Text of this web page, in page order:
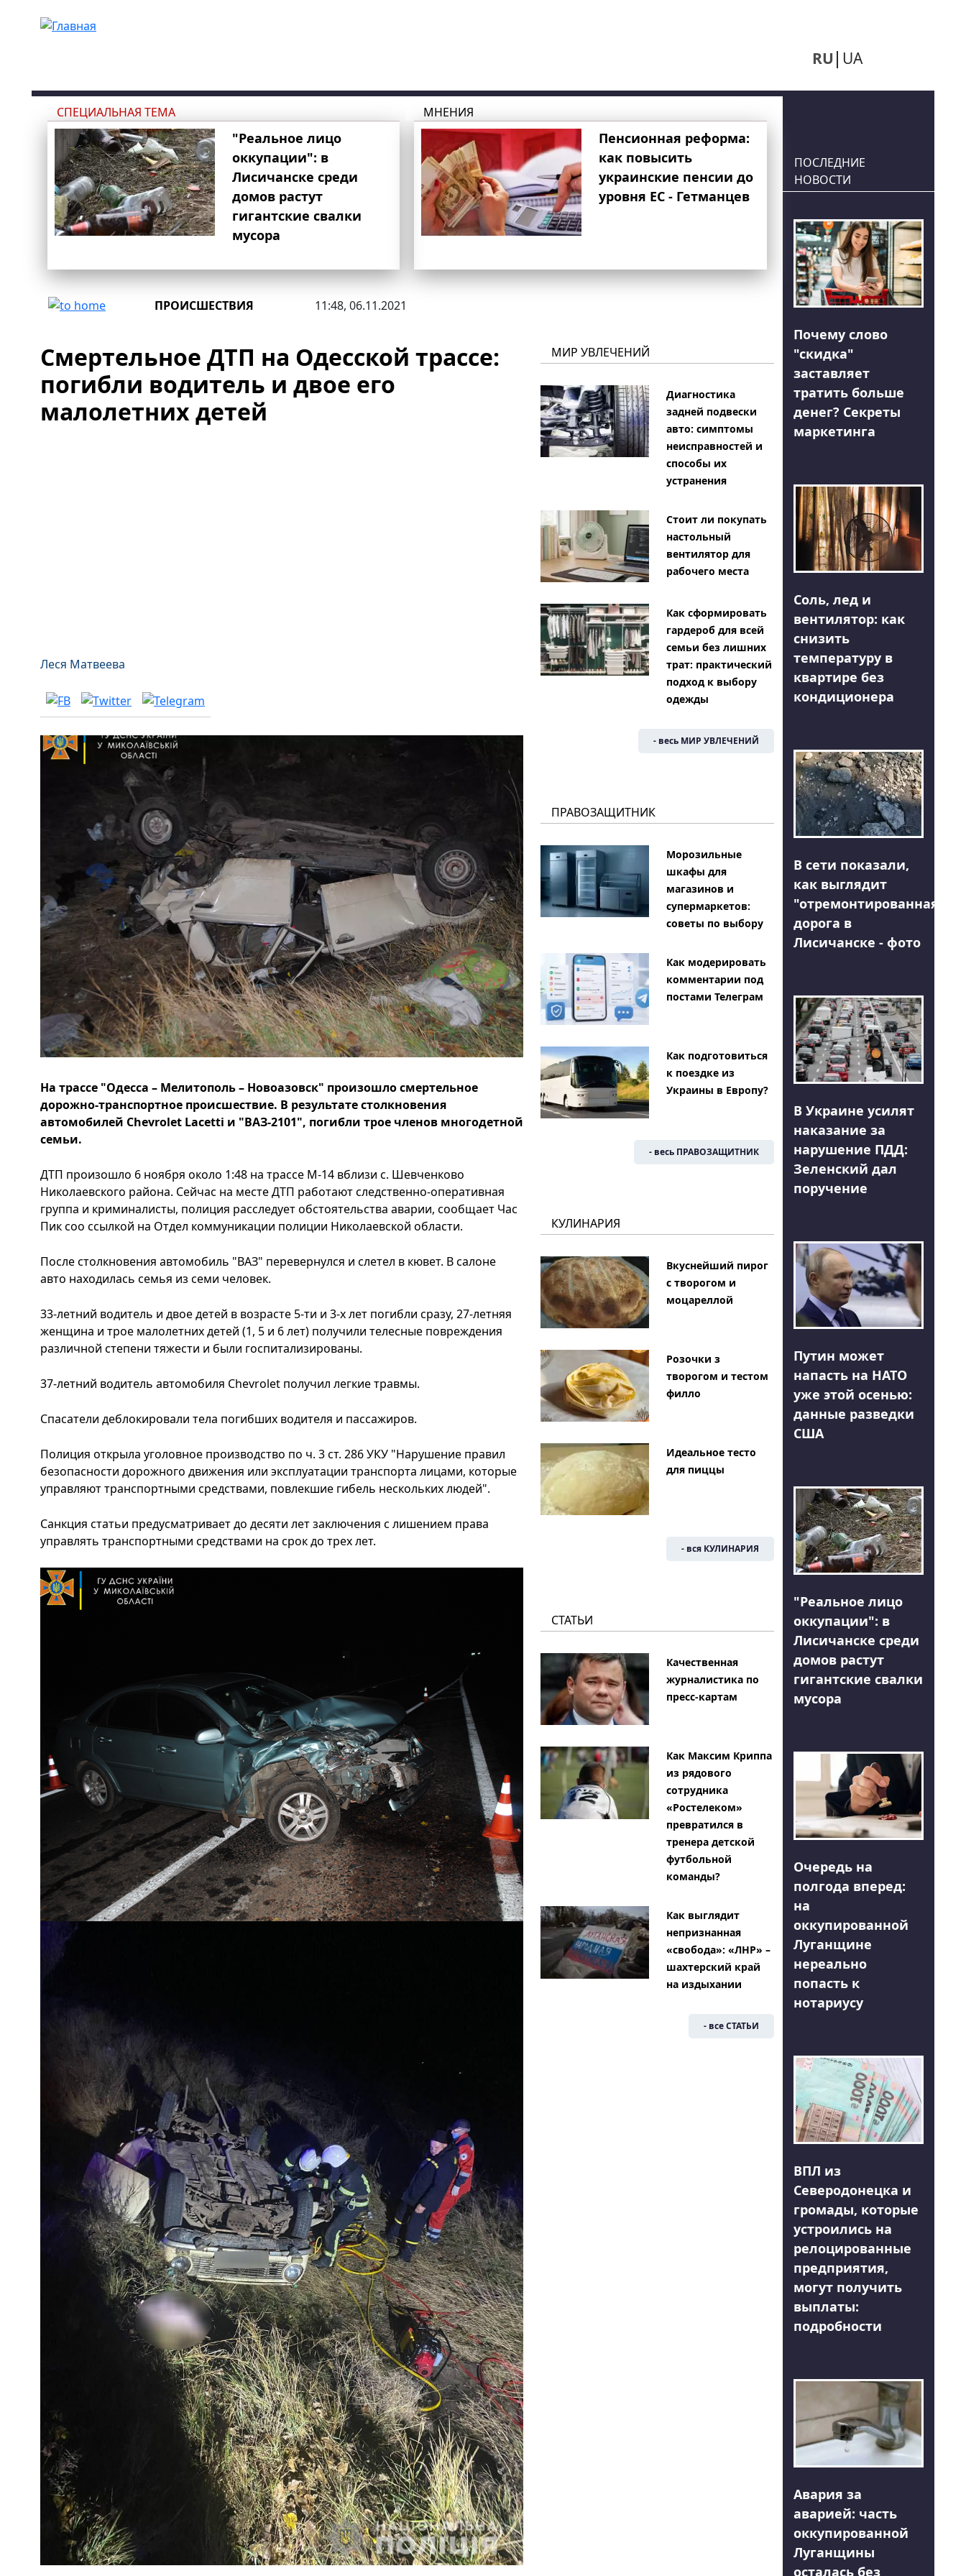
RU UA
СПЕЦИАЛЬНАЯ ТЕМА
"Реальное лицо
оккупации": в
Лисичанске среди
домов растут
гигантские свалки
мусора
МНЕНИЯ
Пенсионная реформа:
как повысить
украинские пенсии до
уровня ЕС - Гетманцев
ПРОИСШЕСТВИЯ 11:48, 06.11.2021
Смертельное ДТП на Одесской трассе:
погибли водитель и двое его
малолетних детей
Леся Матвеева
На трассе "Одесса – Мелитополь – Новоазовск" произошло смертельное
дорожно-транспортное происшествие. В результате столкновения
автомобилей Chevrolet Lacetti и "ВАЗ-2101", погибли трое членов многодетной
семьи.
ДТП произошло 6 ноября около 1:48 на трассе М-14 вблизи с. Шевченково
Николаевского района. Сейчас на месте ДТП работают следственно-оперативная
группа и криминалисты, полиция расследует обстоятельства аварии, сообщает Час
Пик соо ссылкой на Отдел коммуникации полиции Николаевской области.
После столкновения автомобиль "ВАЗ" перевернулся и слетел в кювет. В салоне
авто находилась семья из семи человек.
33-летний водитель и двое детей в возрасте 5-ти и 3-х лет погибли сразу, 27-летняя
женщина и трое малолетних детей (1, 5 и 6 лет) получили телесные повреждения
различной степени тяжести и были госпитализированы.
37-летний водитель автомобиля Chevrolet получил легкие травмы.
Спасатели деблокировали тела погибших водителя и пассажиров.
Полиция открыла уголовное производство по ч. 3 ст. 286 УКУ "Нарушение правил
безопасности дорожного движения или эксплуатации транспорта лицами, которые
управляют транспортными средствами, повлекшие гибель нескольких людей".
Санкция статьи предусматривает до десяти лет заключения с лишением права
управлять транспортными средствами на срок до трех лет.
МИР УВЛЕЧЕНИЙ
Диагностика
задней подвески
авто: симптомы
неисправностей и
способы их
устранения
Стоит ли покупать
настольный
вентилятор для
рабочего места
Как сформировать
гардероб для всей
семьи без лишних
трат: практический
подход к выбору
одежды
- весь МИР УВЛЕЧЕНИЙ
ПРАВОЗАЩИТНИК
Морозильные
шкафы для
магазинов и
супермаркетов:
советы по выбору
Как модерировать
комментарии под
постами Телеграм
Как подготовиться
к поездке из
Украины в Европу?
- весь ПРАВОЗАЩИТНИК
КУЛИНАРИЯ
Вкуснейший пирог
с творогом и
моцареллой
Розочки з
творогом и тестом
филло
Идеальное тесто
для пиццы
- вся КУЛИНАРИЯ
СТАТЬИ
Качественная
журналистика по
пресс-картам
Как Максим Криппа
из рядового
сотрудника
«Ростелеком»
превратился в
тренера детской
футбольной
команды?
Как выглядит
непризнанная
«свобода»: «ЛНР» –
шахтерский край
на издыхании
- все СТАТЬИ
ПОСЛЕДНИЕ
НОВОСТИ
Почему слово
"скидка"
заставляет
тратить больше
денег? Секреты
маркетинга
Соль, лед и
вентилятор: как
снизить
температуру в
квартире без
кондиционера
В сети показали,
как выглядит
"отремонтированная"
дорога в
Лисичанске - фото
В Украине усилят
наказание за
нарушение ПДД:
Зеленский дал
поручение
Путин может
напасть на НАТО
уже этой осенью:
данные разведки
США
"Реальное лицо
оккупации": в
Лисичанске среди
домов растут
гигантские свалки
мусора
Очередь на
полгода вперед:
на
оккупированной
Луганщине
нереально
попасть к
нотариусу
ВПЛ из
Северодонецка и
громады, которые
устроились на
релоцированные
предприятия,
могут получить
выплаты:
подробности
Авария за
аварией: часть
оккупированной
Луганщины
осталась без